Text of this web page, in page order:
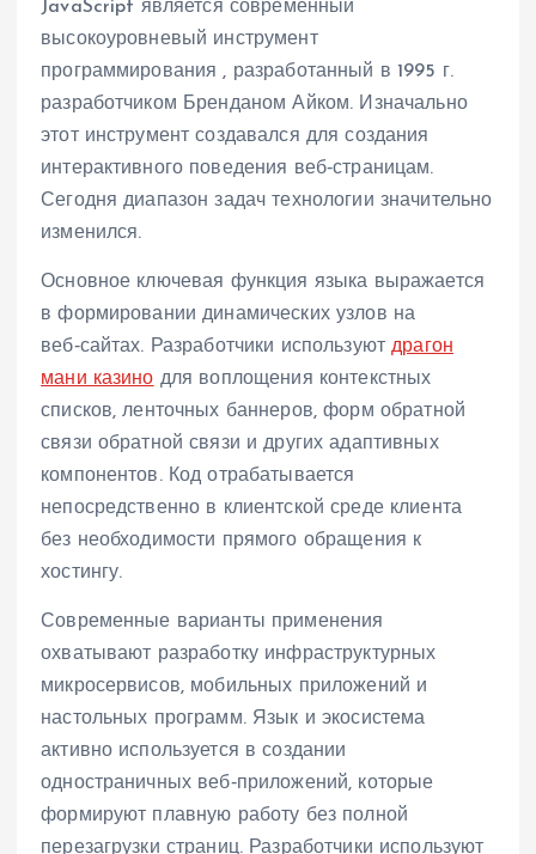
JavaScript является современный
высокоуровневый инструмент
программирования , разработанный в 1995 г.
разработчиком Бренданом Айком. Изначально
этот инструмент создавался для создания
интерактивного поведения веб‑страницам.
Сегодня диапазон задач технологии значительно
изменился.
Основное ключевая функция языка выражается
в формировании динамических узлов на
веб‑сайтах. Разработчики используютдрагон
мани казино для воплощения контекстных
списков, ленточных баннеров, форм обратной
связи обратной связи и других адаптивных
компонентов. Код отрабатывается
непосредственно в клиентской среде клиента
без необходимости прямого обращения к
хостингу.
Современные варианты применения
охватывают разработку инфраструктурных
микросервисов, мобильных приложений и
настольных программ. Язык и экосистема
активно используется в создании
одностраничных веб‑приложений, которые
формируют плавную работу без полной
перезагрузки страниц. Разработчики используют